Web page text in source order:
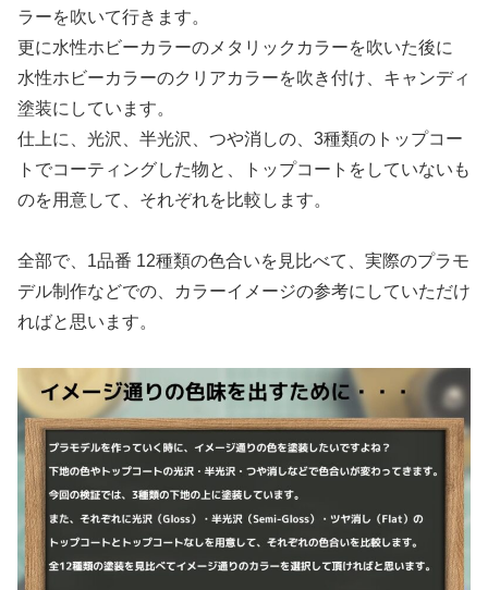
ラーを吹いて行きます。
更に水性ホビーカラーのメタリックカラーを吹いた後に
水性ホビーカラーのクリアカラーを吹き付け、キャンディ
塗装にしています。
仕上に、光沢、半光沢、つや消しの、3種類のトップコー
トでコーティングした物と、トップコートをしていないも
のを用意して、それぞれを比較します。
全部で、1品番 12種類の色合いを見比べて、実際のプラモ
デル制作などでの、カラーイメージの参考にしていただけ
ればと思います。